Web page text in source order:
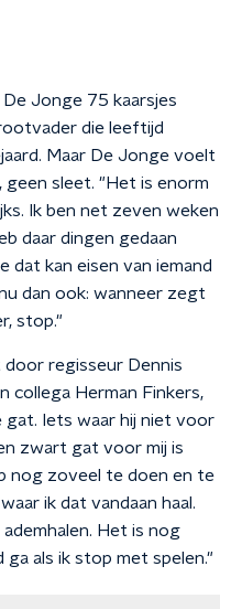
Jonge 75 kaarsjes
die leeftijd
Maar De Jonge voelt
geen sleet. "Het is enorm
Ik ben net zeven weken
daar dingen gedaan
dat kan eisen van iemand
dan ook: wanneer zegt
stop."
door regisseur Dennis
collega Herman Finkers,
Iets waar hij niet voor
zwart gat voor mij is
nog zoveel te doen en te
ik dat vandaan haal.
Het is nog
als ik stop met spelen."